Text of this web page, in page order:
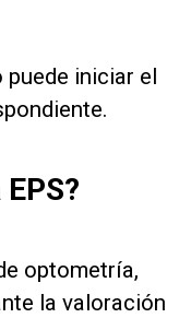
iniciar el
optometría,
la valoración